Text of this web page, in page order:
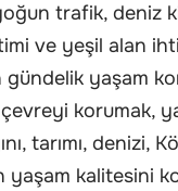
trafik, deniz
ve yeşil alan
yaşam
korumak,
tarımı, denizi,
yaşam kalitesini